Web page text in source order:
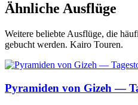
Ähnliche Ausflüge
Weitere beliebte Ausflüge, die
gebucht werden. Kairo Touren.
Pyramiden von Gizeh —